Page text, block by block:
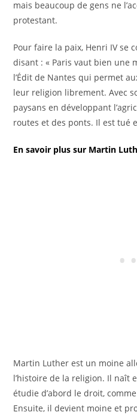
mais beaucoup de gens ne
protestant.
Pour faire la paix, Henri IV se
disant : « Paris vaut bien une
l’Édit de Nantes qui permet
leur religion librement. Avec
paysans en développant
routes et des ponts. Il est tué
En savoir plus sur Martin
Martin Luther est un moine
l’histoire de la religion. Il naît
étudie d’abord le droit,
Ensuite, il devient moine et